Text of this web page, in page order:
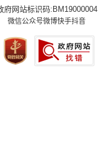
府网站标识码:BM19000004
微信公众号微博快手抖音